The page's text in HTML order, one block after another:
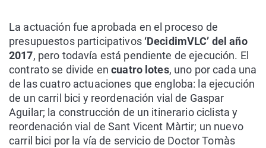
La actuación fue aprobada en el proceso de
presupuestos participativos‘DecidimVLC’ del año
2017, pero todavía está pendiente de ejecución. El
contrato se divide encuatro lotes, uno por cada una
de las cuatro actuaciones que engloba: la ejecución
de un carril bici y reordenación vial de Gaspar
Aguilar; la construcción de un itinerario ciclista y
reordenación vial de Sant Vicent Màrtir; un nuevo
carril bici por la vía de servicio de Doctor Tomàs